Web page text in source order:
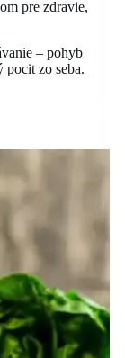
pre zdravie,
– pohyb
pocit zo seba.